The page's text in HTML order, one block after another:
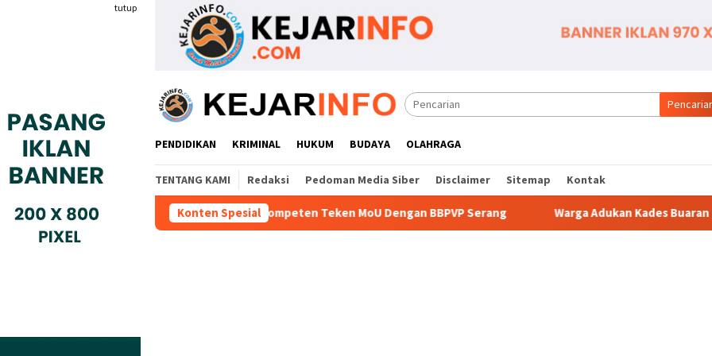
tutup
PENDIDIKAN KRIMINAL HUKUM BUDAYA OLAHRAGA
TENTANG KAMI Redaksi Pedoman Media Siber Disclaimer Sitemap Kontak
Konten Spesial
Gyokai Indonesia Kompeten Teken MoU Dengan BBPVP Serang Warga Adukan Kades Buaran Bambu Atas Dugaan